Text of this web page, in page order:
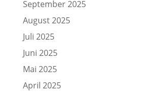
September 2025
August 2025
Juli 2025
Juni 2025
Mai 2025
April 2025